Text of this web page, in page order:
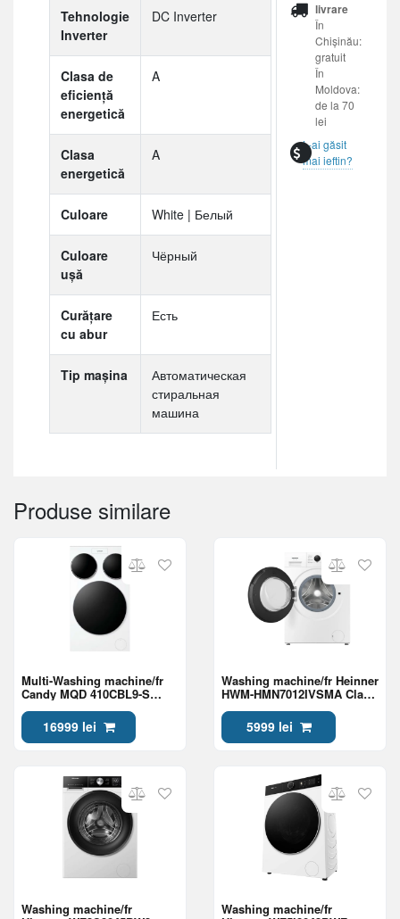
Tehnologie
Inverter
DC Inverter
Clasa de
eficiență
energetică
A
Clasa
energetică
A
Culoare White | Белый
Culoare
ușă
Чёрный
Curățare
cu abur
Есть
Tip mașina
Автоматическая
стиральная
машина
livrare
În
Chișinău:
gratuit
În
Moldova:
de la 70
lei
L-ai găsit
mai ieftin?
Produse similare
Multi-Washing machine/fr
Candy MQD 410CBL9-S
16999 lei
Washing machine/fr Heinner
HWM-HMN7012IVSMA Class
5999 lei
Washing machine/fr Washing machine/fr